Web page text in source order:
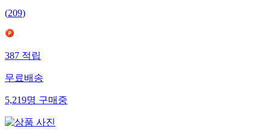
(209)
387적립
무료배송
5,219명구매중